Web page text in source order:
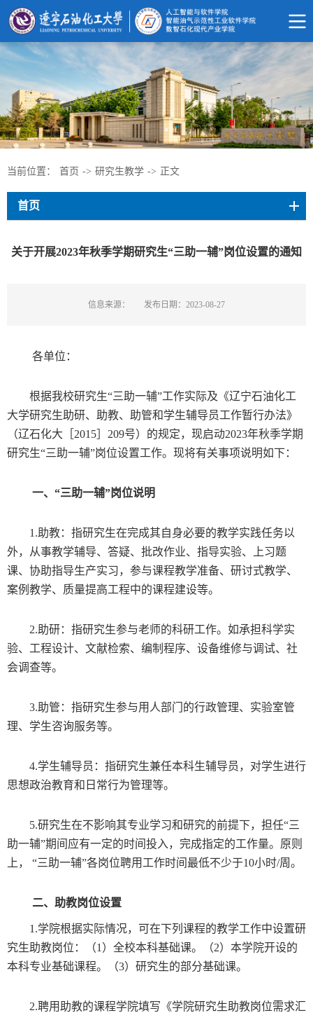
当前位置： 首页 -> 研究生教学 -> 正文
首页
关于开展2023年秋季学期研究生“三助一辅”岗位设置的通知
信息来源： 发布日期：2023-08-27
各单位：
根据我校研究生“三助一辅”工作实际及《辽宁石油化工
大学研究生助研、助教、助管和学生辅导员工作暂行办法》
（辽石化大［ 2015 209号）的规定，现启动2023年秋季学期
研究生“三助一辅”岗位设置工作。现将有关事项说明如下：
一、“三助一辅”岗位说明
1.助教：指研究生在完成其自身必要的教学实践任务以
外，从事教学辅导、答疑、批改作业、指导实验、上习题
课、协助指导生产实习，参与课程教学准备、研讨式教学、
案例教学、质量提高工程中的课程建设等。
2.助研：指研究生参与老师的科研工作。如承担科学实
验、工程设计、文献检索、编制程序、设备维修与调试、社
会调查等。
3.助管：指研究生参与用人部门的行政管理、实验室管
理、学生咨询服务等。
4.学生辅导员：指研究生兼任本科生辅导员，对学生进行
思想政治教育和日常行为管理等。
5.研究生在不影响其专业学习和研究的前提下，担任“三
助一辅”期间应有一定的时间投入，完成指定的工作量。原则
上， “三助一辅”各岗位聘用工作时间最低不少于10小时/周。
二、助教岗位设置
1.学院根据实际情况，可在下列课程的教学工作中设置研
究生助教岗位：（1 ）全校本科基础课。（2）本学院开设的
本科专业基础课程。（3）研究生的部分基础课。
2.聘用助教的课程学院填写《学院研究生助教岗位需求汇